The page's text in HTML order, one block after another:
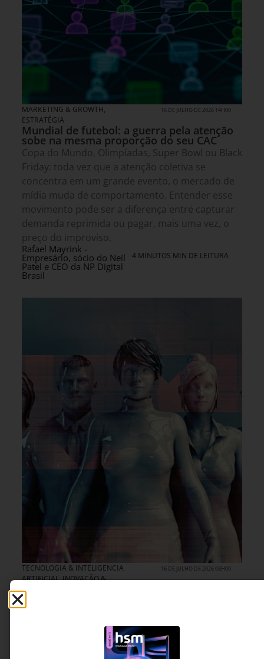
MARKETING & GROWTH,
ESTRATÉGIA
16 DE JULHO DE 2026 14H00
Mundial de futebol: a guerra pela atenção
sobe na mesma proporção do seu CAC
Copa do Mundo, Olimpíadas, Super Bowl ou Black
Friday: toda vez que a atenção coletiva se
concentra em um grande evento, o mercado de
mídia muda de comportamento. Entender esse
movimento pode ser a diferença entre capturar
demanda reprimida ou pagar, mais uma vez, o
preço do improviso.
Rafael Mayrink -
Empresário, sócio do Neil
Patel e CEO da NP Digital
Brasil
4 MINUTOS MIN DE LEITURA
TECNOLOGIA & INTELIGENCIA
ARTIFICIAL,INOVAÇÃO &
ESTRATÉGIA
16 DE JULHO DE 2026 08H00
Revolução humanoide: enquanto o seu
conselho está discutindo o ChatGPT, seu
Robôs humanoides deixaram de ser protótipo e
entraram em produção comercial em série.